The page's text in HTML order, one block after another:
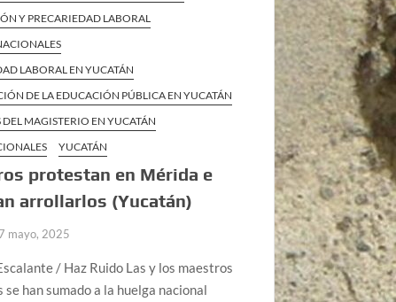
Y PRECARIEDAD LABORAL
LABORAL EN YUCATÁN
DE LA EDUCACIÓN PÚBLICA EN YUCATÁN
DEL MAGISTERIO EN YUCATÁN
YUCATÁN
protestan en Mérida e
arrollarlos (Yucatán)
mayo, 2025
/ Haz Ruido Las y los maestros
se han sumado a la huelga nacional